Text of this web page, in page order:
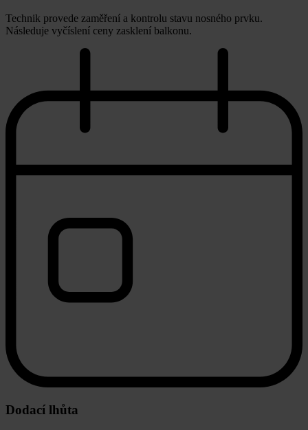
Technik provede zaměření a kontrolu stavu nosného prvku.
Následuje vyčíslení ceny zasklení balkonu.
Dodací lhůta